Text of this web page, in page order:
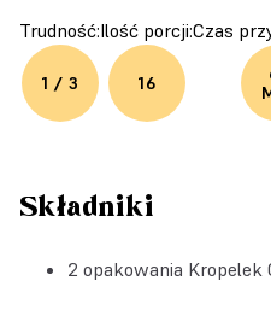
Trudność:
1 / 3
Ilość porcji:
16
Czas
Składniki
2 opakowania Kropelek